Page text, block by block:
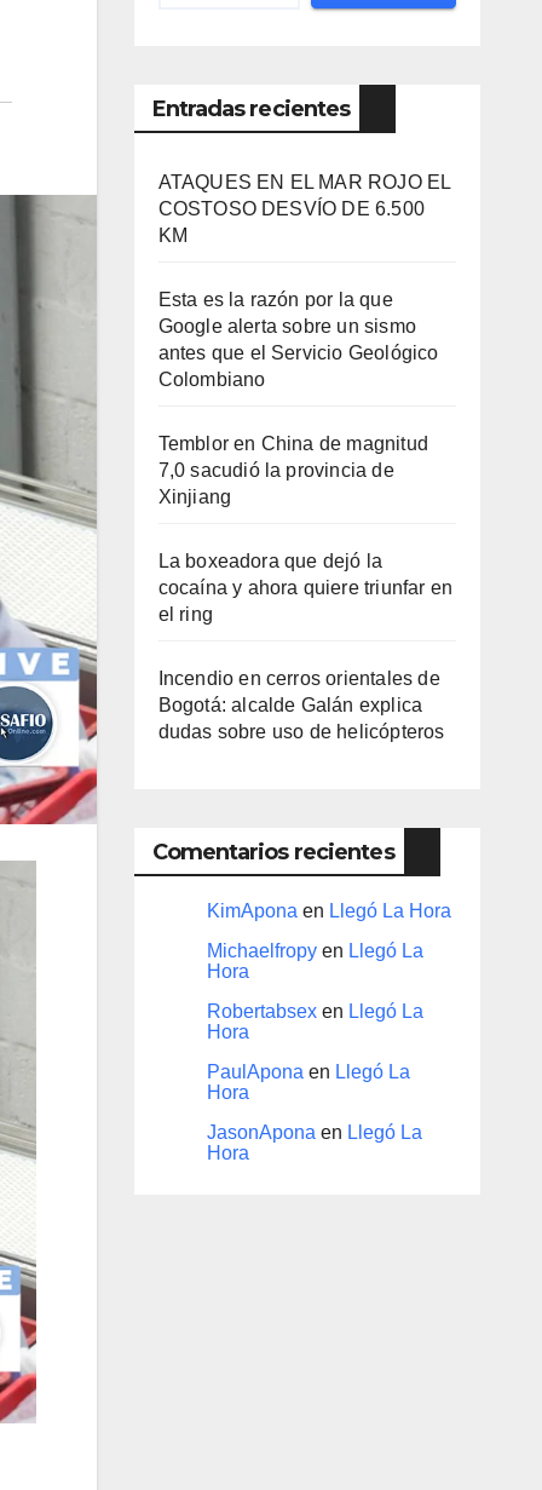
Entradas recientes
ATAQUES EN EL MAR ROJO EL
COSTOSO DESVÍO DE 6.500
KM
Esta es la razón por la que
Google alerta sobre un sismo
antes que el Servicio Geológico
Colombiano
Temblor en China de magnitud
7,0 sacudió la provincia de
Xinjiang
La boxeadora que dejó la
cocaína y ahora quiere triunfar en
el ring​
Incendio en cerros orientales de
Bogotá: alcalde Galán explica
dudas sobre uso de helicópteros
Comentarios recientes
KimAponaen Llegó La Hora
Michaelfropyen Llegó La
Hora
Robertabsexen Llegó La
Hora
PaulAponaen Llegó La
Hora
JasonAponaen Llegó La
Hora